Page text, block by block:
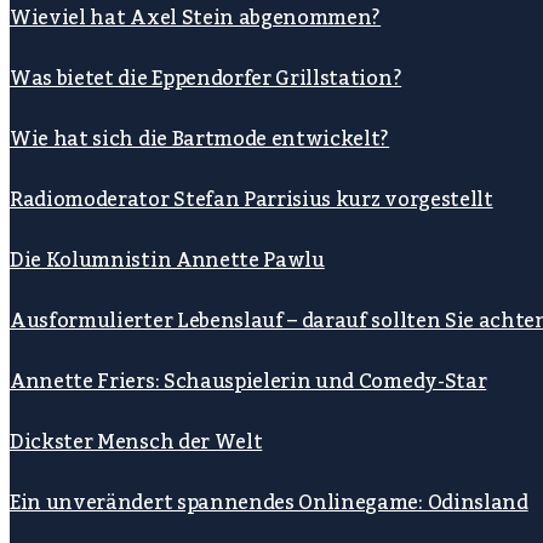
Wieviel hat Axel Stein abgenommen?
Was bietet die Eppendorfer Grillstation?
Wie hat sich die Bartmode entwickelt?
Radiomoderator Stefan Parrisius kurz vorgestellt
Die Kolumnistin Annette Pawlu
Ausformulierter Lebenslauf – darauf sollten Sie
Annette Friers: Schauspielerin und Comedy-Star
Dickster Mensch der Welt
Ein unverändert spannendes Onlinegame: Odinsland